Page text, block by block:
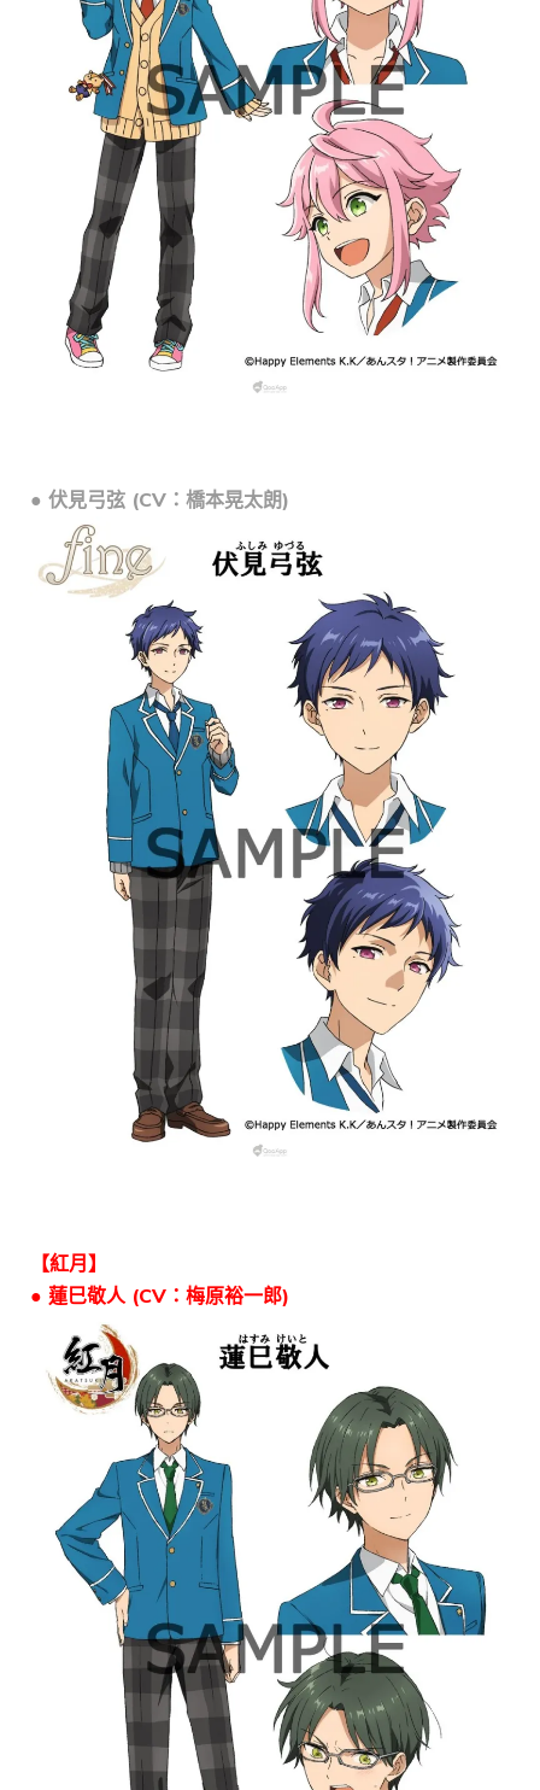
● 伏見弓弦 (CV：橋本晃太朗)
【紅月】
● 蓮巳敬人 (CV：梅原裕一郎)